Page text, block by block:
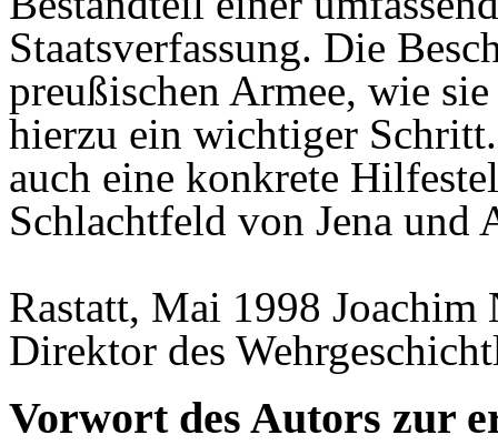
Staatsverfassung. Die
preußischen Armee, wie
hierzu ein wichtiger
auch eine konkrete
Schlachtfeld von Jena und
Rastatt, Mai 1998 Joachim
Direktor des
Vorwort des Autors zur